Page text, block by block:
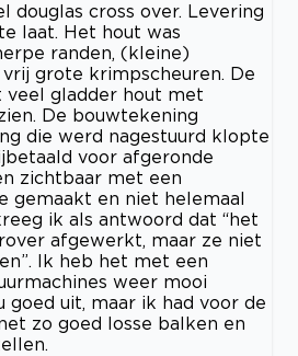
douglas cross over. Levering
laat. Het hout was
randen, (kleine)
grote krimpscheuren. De
gladder hout met
De bouwtekening
die werd nagestuurd klopte
voor afgeronde
zichtbaar met een
gemaakt en niet helemaal
ik als antwoord dat “het
afgewerkt, maar ze niet
Ik heb het met een
weer mooi
goed uit, maar ik had voor de
zo goed losse balken en